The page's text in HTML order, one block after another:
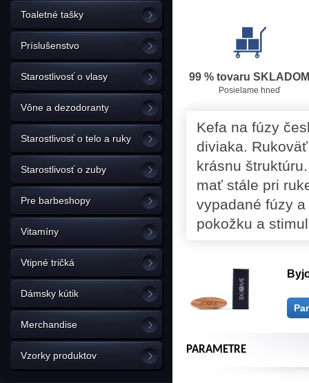
Toaletné tašky
Príslušenstvo
Starostlivosť o vlasy
Vône a dezodoranty
Starostlivosť o telo a ruky
Starostlivosť o zuby
Pre barbeshopy
Vitamíny
Vtipné tričká
Dámsky kútik
Merchandise
Vzorky produktov
99 % tovaru SKLADOM
Posielame hneď
Kefa na fúzy
diviaka.
krásnu
mať stále pri
vypadané fúzy
pokožku a
PARAMETRE